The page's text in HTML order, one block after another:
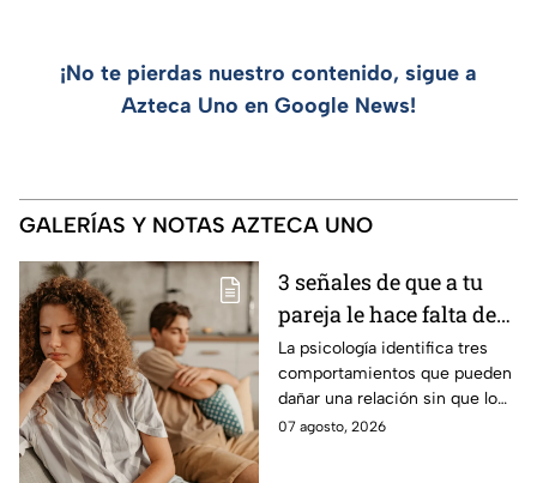
¡No te pierdas nuestro contenido, sigue a
Azteca Uno en Google News!
GALERÍAS Y NOTAS AZTECA UNO
3 señales de que a tu
pareja le hace falta de
responsabilidad
afectiva y no te das
cuenta, según la
psicología
La psicología identifica tres
comportamientos que pueden
dañar una relación sin que lo
notes
07 agosto, 2026